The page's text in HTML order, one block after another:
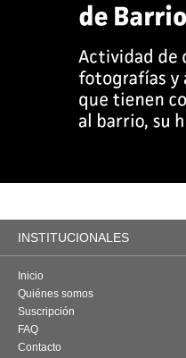
INSTITUCIONALES
Inicio
Quiénes somos
Suscripción
FAQ
Contacto